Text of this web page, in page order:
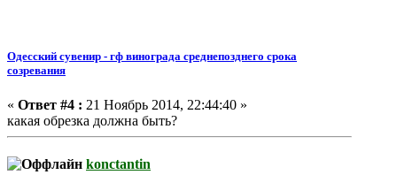
Одесский сувенир - гф винограда среднепозднего срока
созревания
« Ответ #4 : 21 Ноябрь 2014, 22:44:40 »
какая обрезка должна быть?
konctantin